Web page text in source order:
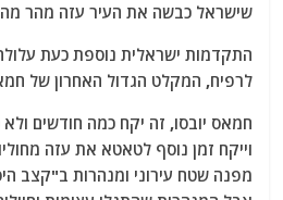
שישראל כבשה את העיר עזה מהר
התקדמות ישראלית נוספת כעת
לרפיח, המקלט הגדול האחרון של
חמאס יובסו, זה יקח כמה חודשים
וייקח זמן נוסף לטאטא את עזה
מפנה שטח עירוני ומנהרות ב"קצב